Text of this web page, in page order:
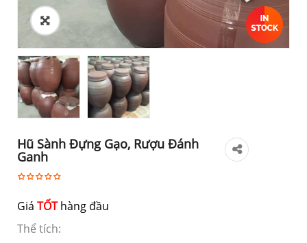
Hũ Sành Đựng Gạo, Rượu Đánh
Ganh
Giá TỐThàng đầu
Thể tích: